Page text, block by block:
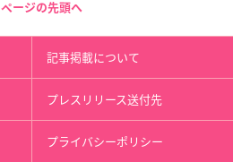
ページの先頭へ
記事掲載について
プレスリリース送付先
プライバシーポリシー